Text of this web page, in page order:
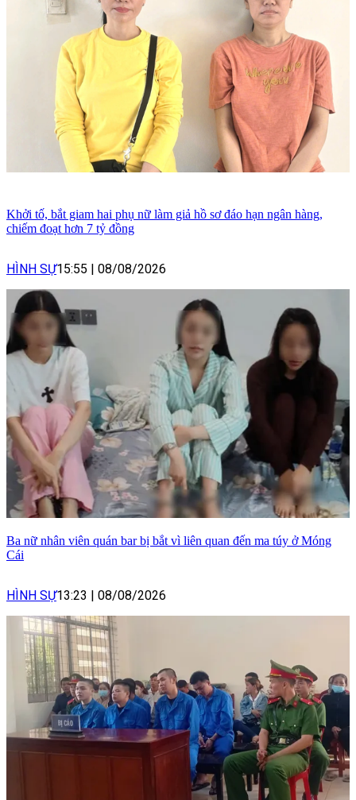
Khởi tố, bắt giam hai phụ nữ làm giả hồ sơ đáo hạn ngân hàng,
chiếm đoạt hơn 7 tỷ đồng
HÌNH SỰ15:55 08/08/2026
Ba nữ nhân viên quán bar bị bắt vì liên quan đến ma túy ở Móng
Cái
HÌNH SỰ13:23 08/08/2026